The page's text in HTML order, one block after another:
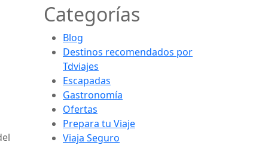
Categorías
Blog
Destinos recomendados por
Tdviajes
Escapadas
Gastronomía
Ofertas
Prepara tu Viaje
Viaja Seguro